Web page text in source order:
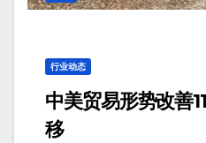
行业动态
中美贸易形势改善
移